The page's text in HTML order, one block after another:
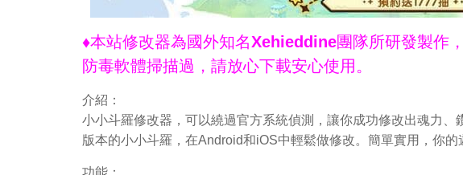
♦本站修改器為國外知名Xehieddine團隊所研發製作
防毒軟體掃描過，請放心下載安心使用。
介紹：
小小斗羅修改器，可以繞過官方系統偵測，讓你成功修改出魂力、
版本的小小斗羅，在Android和iOS中輕鬆做修改。簡單實用，你
功能：